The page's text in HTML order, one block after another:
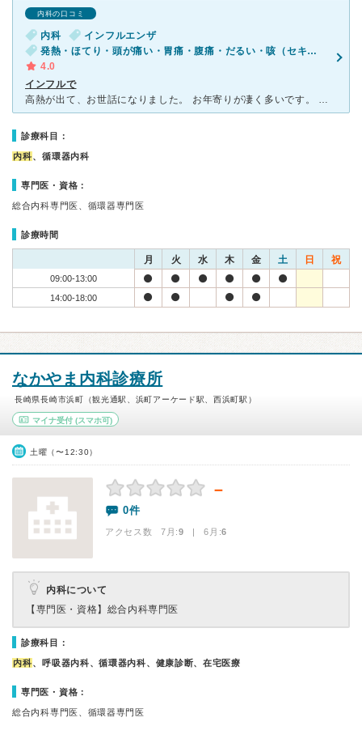
内科の口コミ
内科
インフルエンザ
発熱・ほてり・頭が痛い・胃痛・腹痛・だるい・咳（セキ）・喉が痛い・吐き気・嘔吐・体調不良
4.0
インフルで
高熱が出て、お世話になりました。 お年寄りが凄く多いです。 スタッフの感じは凄くよく、とてもフレンドリーでした^_^ 気をきかせてくれて、ベットのとこへ移動してくれ検査まで寝てくださいとの事でし
診療科目：
内科、循環器内科
専門医・資格：
総合内科専門医、循環器専門医
診療時間
月 火 水 木 金 土 日 祝
09:00-13:00
14:00-18:00
なかやま内科診療所
長崎県長崎市浜町（観光通駅、浜町アーケード駅、西浜町駅）
マイナ受付 (スマホ可)
土曜（〜12:30）
－
0件
アクセス数 7月:9 | 6月:6
内科について
【専門医・資格】 総合内科専門医
診療科目：
内科、呼吸器内科、循環器内科、健康診断、在宅医療
専門医・資格：
総合内科専門医、循環器専門医